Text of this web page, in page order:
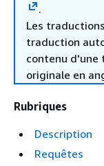
.
Les
traduction
contenu d'une
originale en
Rubriques
Description
Requêtes